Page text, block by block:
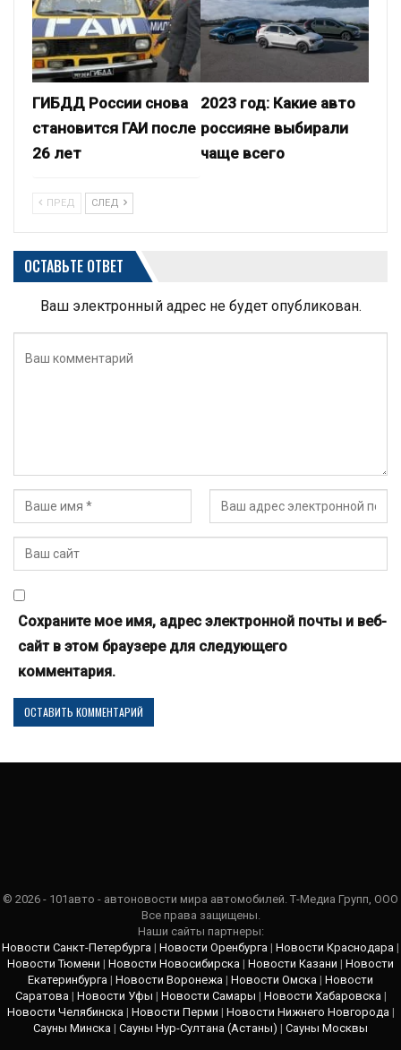
ГИБДД России снова
становится ГАИ после
26 лет
2023 год: Какие авто
россияне выбирали
чаще всего
ПРЕД СЛЕД
ОСТАВЬТЕ ОТВЕТ
Ваш электронный адрес не будет опубликован.
Сохраните мое имя, адрес электронной почты и веб-
сайт в этом браузере для следующего
комментария.
© 2026 - 101авто - автоновости мира автомобилей. Т-Медиа Групп, ООО
Все права защищены.
Наши сайты партнеры:
Новости Санкт-Петербурга | Новости Оренбурга | Новости Краснодара |
Новости Тюмени | Новости Новосибирска | Новости Казани | Новости
Екатеринбурга | Новости Воронежа | Новости Омска | Новости
Саратова | Новости Уфы | Новости Самары | Новости Хабаровска |
Новости Челябинска | Новости Перми | Новости Нижнего Новгорода |
Сауны Минска | Сауны Нур-Султана (Астаны) | Сауны Москвы